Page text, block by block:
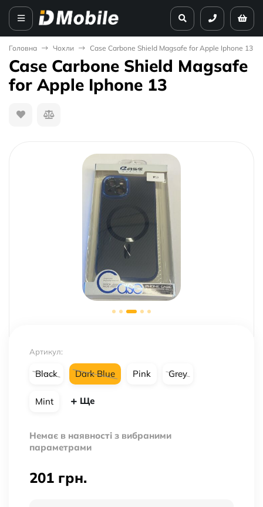
Головна Чохли Case Carbone Shield Magsafe for Apple Iphone 13
Case Carbone Shield Magsafe
for Apple Iphone 13
Артикул:
Black Dark Blue Pink Grey
Mint Ще
Немає в наявності з вибраними
параметрами
201 грн.